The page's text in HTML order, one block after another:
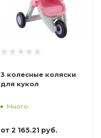
3 колесные коляски
для кукол
Много
от 2 165.21 руб.